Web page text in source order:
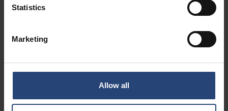
Statistics
Marketing
Allow all
Udržitelné